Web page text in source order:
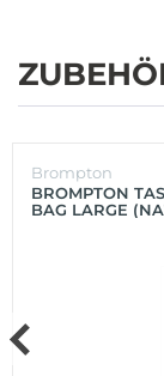
Brompton
BROMPTON
BAG LARGE